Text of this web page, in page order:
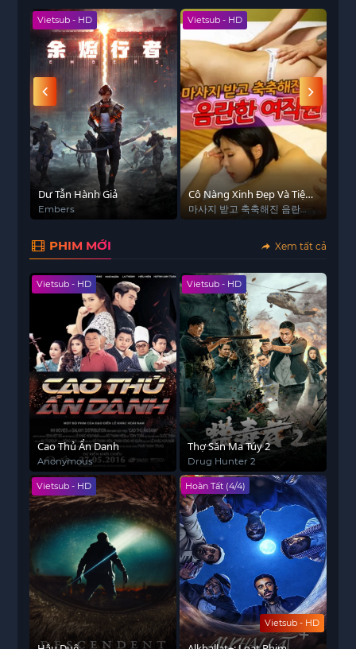
Vietsub - HD
Dư Tẫn Hành Giả
Embers
Vietsub - HD
Cô Nàng Xinh Đẹp Và Tiệm
Mát Xa Toàn Thân
마사지 받고 축축해진 음란한
여직원
PHIM MỚI Xem tất cả
Vietsub - HD
Cao Thủ Ẩn Danh
Anonymous
Vietsub - HD
Thợ Săn Ma Túy 2
Drug Hunter 2
Vietsub - HD
Vietsub - HD
Hoàn Tất (4/4)